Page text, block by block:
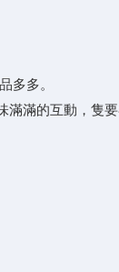
多多。
滿滿的互動 ，隻